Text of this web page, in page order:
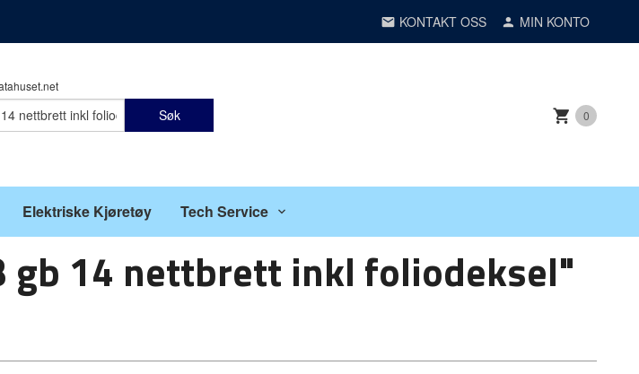
KONTAKT OSS MIN KONTO
Søk 0
Elektriske Kjøretøy Tech Service
gb 14 nettbrett inkl foliodeksel"